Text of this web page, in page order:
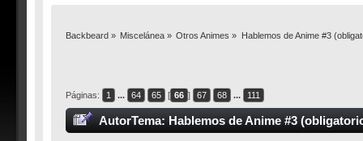
Backbeard» Miscelánea » Otros Animes » Hablemos de Anime #3
Páginas: 1 ... 64 65 [ 66 ] 67 68 ... 111
AutorTema: Hablemos de Anime #3